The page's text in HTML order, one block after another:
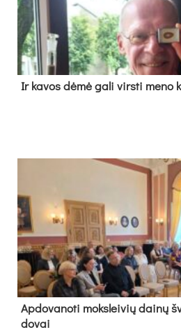
Ir ka­vos dė­mė ga­li virs­ti me­no
Ap­do­va­no­ti moks­lei­vių dai­nų
do­vai